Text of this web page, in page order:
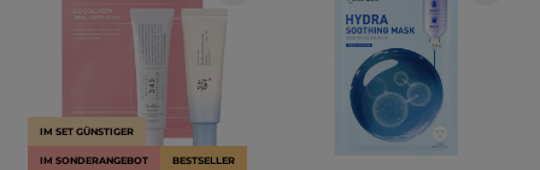
IM SET GÜNSTIGER
IM SONDERANGEBOT BESTSELLER